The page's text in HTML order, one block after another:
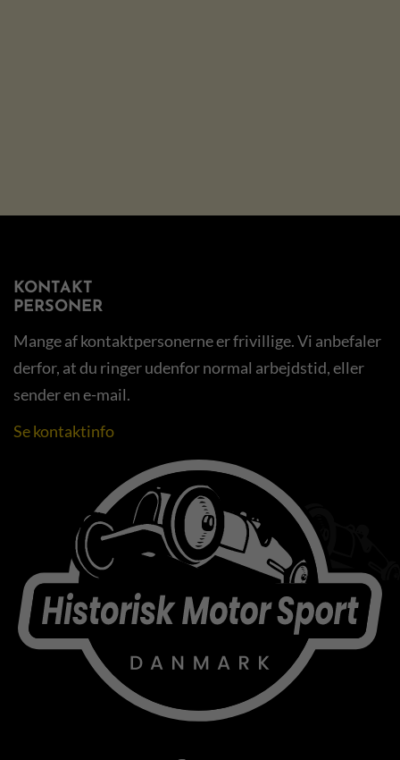
KONTAKT
PERSONER
Mange af kontaktpersonerne er frivillige. Vi anbefaler
derfor, at du ringer udenfor normal arbejdstid, eller
sender en e-mail.
Se kontaktinfo